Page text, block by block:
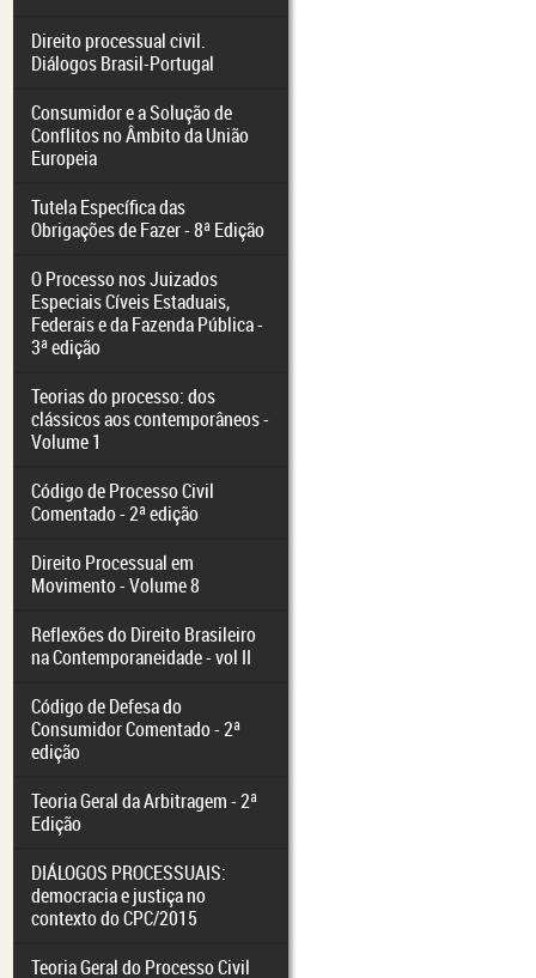
Direito processual civil.
Diálogos Brasil-Portugal
Consumidor e a Solução de
Conflitos no Âmbito da União
Europeia
Tutela Específica das
Obrigações de Fazer - 8ª Edição
O Processo nos Juizados
Especiais Cíveis Estaduais,
Federais e da Fazenda Pública -
3ª edição
Teorias do processo: dos
clássicos aos contemporâneos -
Volume 1
Código de Processo Civil
Comentado - 2ª edição
Direito Processual em
Movimento - Volume 8
Reflexões do Direito Brasileiro
na Contemporaneidade - vol II
Código de Defesa do
Consumidor Comentado - 2ª
edição
Teoria Geral da Arbitragem - 2ª
Edição
DIÁLOGOS PROCESSUAIS:
democracia e justiça no
contexto do CPC/2015
Teoria Geral do Processo Civil